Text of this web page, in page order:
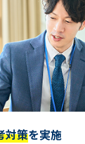
対策を実施